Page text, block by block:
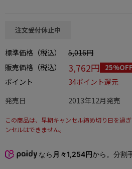
この商品をシェアする
注文受付休止中
標準価格（税込）
5,016円
販売価格（税込）
3,762円 25%OFF
ポイント
34ポイント還元
発売日
2013年12月発売
この商品は、早期キャンセル締め切り日を過
ンセルはできません。
なら 月々1,254円から。分割